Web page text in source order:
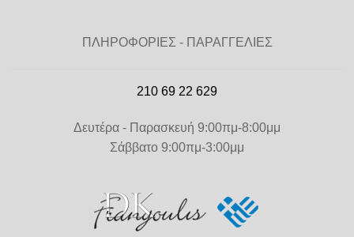
ΠΛΗΡΟΦΟΡΙΕΣ - ΠΑΡΑΓΓΕΛΙΕΣ
210 69 22 629
Δευτέρα - Παρασκευή 9:00πμ-8:00μμ
Σάββατο 9:00πμ-3:00μμ